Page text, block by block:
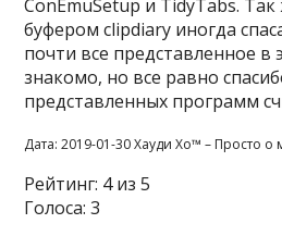
ConEmuSetup и TidyTabs.
буфером clipdiary иногда
почти все представленное
знакомо, но все равно
представленных программ
Дата: 2019-01-30 Хауди Хо™ – Просто о
Рейтинг: 4 из 5
Голоса: 3